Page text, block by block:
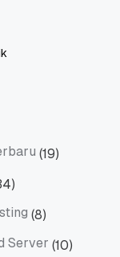
(19)
(8)
Server (10)